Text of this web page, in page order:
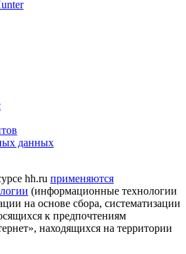
данных
hh.ru применяются
(информационные технологии
на основе сбора, систематизации
к предпочтениям
находящихся на территории